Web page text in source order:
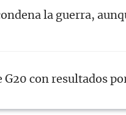
la guerra,
G20 con resultados